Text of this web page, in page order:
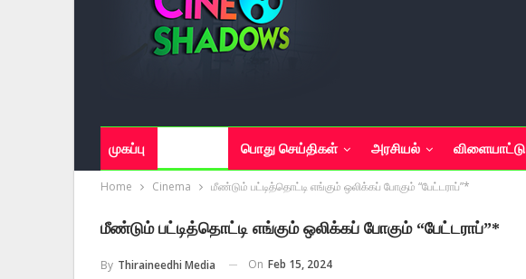
முகப்பு பொது செய்திகள் அரசியல் விளையாட்டு
Home Cinema மீண்டும் பட்டித்தொட்டி எங்கும் ஒலிக்கப் போகும் “பேட்டராப்”*
மீண்டும் பட்டித்தொட்டி எங்கும் ஒலிக்கப் போகும் “பேட்டராப்”*
By Thiraineedhi Media On Feb 15, 2024